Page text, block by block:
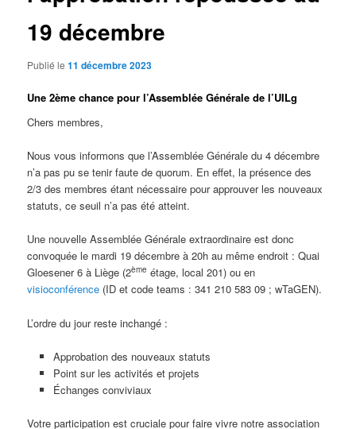
19 décembre
Publié le11 décembre 2023
Une 2ème chance pour l’Assemblée Générale de l’UILg
Chers membres,
Nous vous informons que l’Assemblée Générale du 4 décembre
n’a pas pu se tenir faute de quorum. En effet, la présence des
2/3 des membres étant nécessaire pour approuver les nouveaux
statuts, ce seuil n’a pas été atteint.
Une nouvelle Assemblée Générale extraordinaire est donc
convoquée le mardi 19 décembre à 20h au même endroit : Quai
Gloesener 6 à Liège (2ème étage, local 201) ou en
visioconférence (ID et code teams : 341 210 583 09 ; wTaGEN).
L’ordre du jour reste inchangé :
Approbation des nouveaux statuts
Point sur les activités et projets
Échanges conviviaux
Votre participation est cruciale pour faire vivre notre association